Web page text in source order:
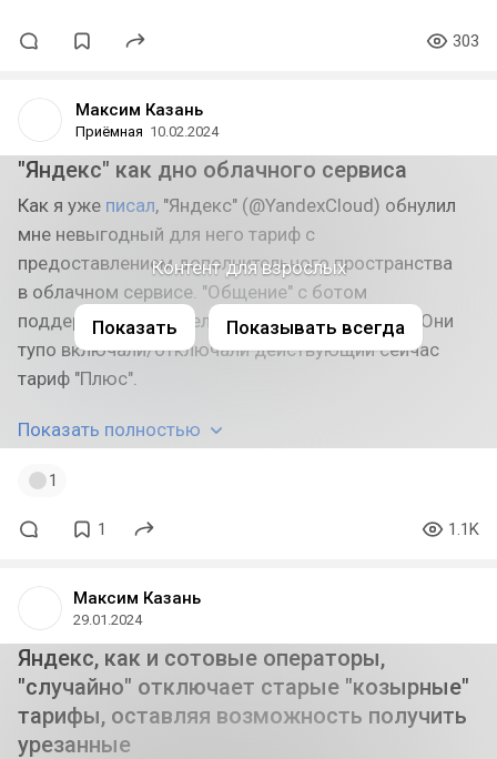
303
Максим Казань
Приёмная 10.02.2024
"Яндекс" как дно облачного сервиса
Как я уже писал, "Яндекс" (@YandexCloud) обнулил
мне невыгодный для него тариф с
предоставлением дополнительного пространства
в облачном сервисе. "Общение" с ботом
поддержки и типа-человеком ничего не дало. Они
тупо включали/отключали действующий сейчас
тариф "Плюс".
Показать полностью
Контент для взрослых
Показать Показывать всегда
1
1 1.1K
Максим Казань
29.01.2024
Яндекс, как и сотовые операторы,
"случайно" отключает старые "козырные"
тарифы, оставляя возможность получить
урезанные